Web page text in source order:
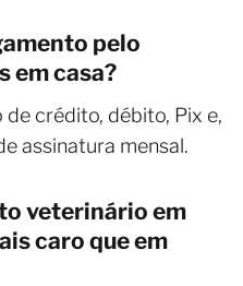
pelo
em casa?
crédito, débito, Pix e,
assinatura mensal.
veterinário em
caro que em